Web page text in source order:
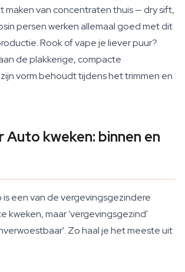
maken van concentraten thuis — dry sift,
persen werken allemaal goed met dit
Rook of vape je liever puur?
de plakkerige, compacte
vorm behoudt tijdens het trimmen en
Auto kweken: binnen en
een van de vergevingsgezindere
kweken, maar 'vergevingsgezind'
Zo haal je het meeste uit